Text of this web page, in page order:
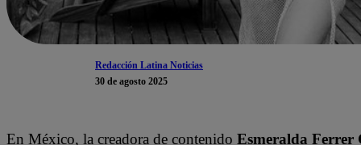
Redacción Latina Noticias
30 de agosto 2025
En México, la creadora de contenido Esmeralda Ferrer